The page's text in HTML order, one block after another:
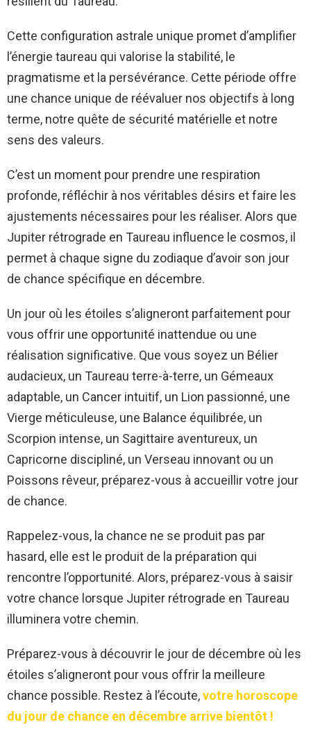
Cette configuration astrale unique promet d’amplifier
l’énergie taureau qui valorise la stabilité, le
pragmatisme et la persévérance. Cette période offre
une chance unique de réévaluer nos objectifs à long
terme, notre quête de sécurité matérielle et notre
sens des valeurs.
C’est un moment pour prendre une respiration
profonde, réfléchir à nos véritables désirs et faire les
ajustements nécessaires pour les réaliser. Alors que
Jupiter rétrograde en Taureau influence le cosmos, il
permet à chaque signe du zodiaque d’avoir son jour
de chance spécifique en décembre.
Un jour où les étoiles s’aligneront parfaitement pour
vous offrir une opportunité inattendue ou une
réalisation significative. Que vous soyez un Bélier
audacieux, un Taureau terre-à-terre, un Gémeaux
adaptable, un Cancer intuitif, un Lion passionné, une
Vierge méticuleuse, une Balance équilibrée, un
Scorpion intense, un Sagittaire aventureux, un
Capricorne discipliné, un Verseau innovant ou un
Poissons rêveur, préparez-vous à accueillir votre jour
de chance.
Rappelez-vous, la chance ne se produit pas par
hasard, elle est le produit de la préparation qui
rencontre l’opportunité. Alors, préparez-vous à saisir
votre chance lorsque Jupiter rétrograde en Taureau
illuminera votre chemin.
Préparez-vous à découvrir le jour de décembre où les
étoiles s’aligneront pour vous offrir la meilleure
chance possible. Restez à l’écoute,votre horoscope
du jour de chance en décembre arrive bientôt !